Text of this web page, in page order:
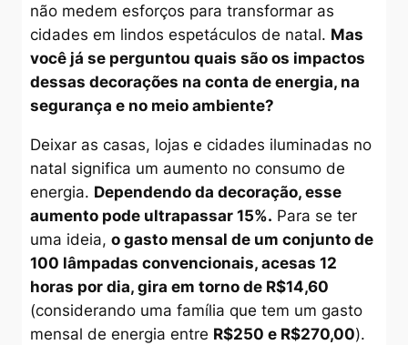
não medem esforços para transformar as
cidades em lindos espetáculos de natal. Mas
você já se perguntou quais são os impactos
dessas decorações na conta de energia, na
segurança e no meio ambiente?
Deixar as casas, lojas e cidades iluminadas no
natal significa um aumento no consumo de
energia. Dependendo da decoração, esse
aumento pode ultrapassar 15%. Para se ter
uma ideia, o gasto mensal de um conjunto de
100 lâmpadas convencionais, acesas 12
horas por dia, gira em torno de R$14,60
(considerando uma família que tem um gasto
mensal de energia entre R$250 e R$270,00).